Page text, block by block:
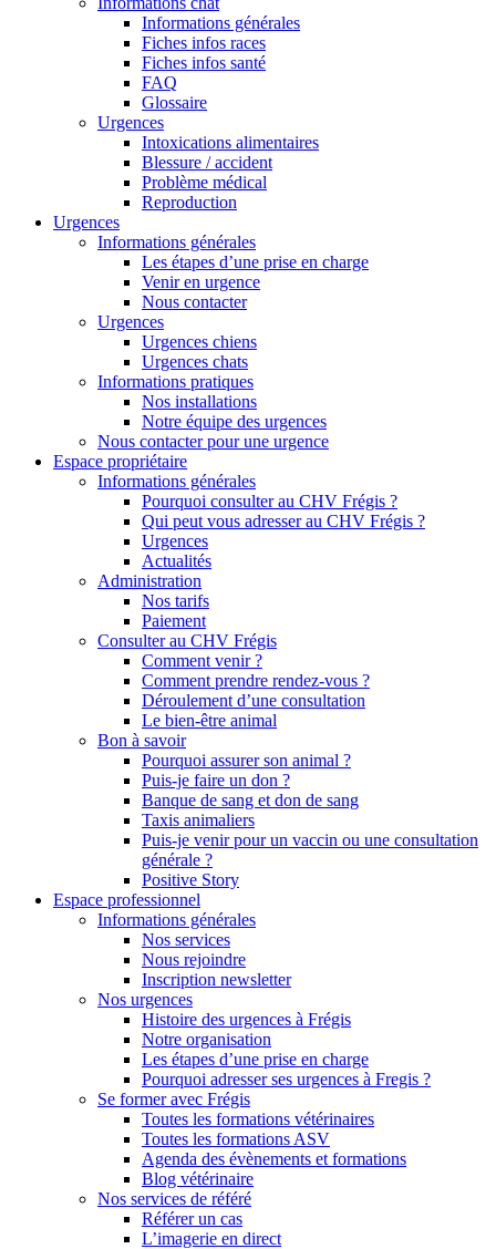
Informations générales
Fiches infos races
Fiches infos santé
FAQ
Glossaire
Urgences
Intoxications alimentaires
Blessure / accident
Problème médical
Reproduction
Urgences
Informations générales
Les étapes d’une prise en charge
Venir en urgence
Nous contacter
Urgences
Urgences chiens
Urgences chats
Informations pratiques
Nos installations
Notre équipe des urgences
Nous contacter pour une urgence
Espace propriétaire
Informations générales
Pourquoi consulter au CHV Frégis ?
Qui peut vous adresser au CHV Frégis ?
Urgences
Actualités
Administration
Nos tarifs
Paiement
Consulter au CHV Frégis
Comment venir ?
Comment prendre rendez-vous ?
Déroulement d’une consultation
Le bien-être animal
Bon à savoir
Pourquoi assurer son animal ?
Puis-je faire un don ?
Banque de sang et don de sang
Taxis animaliers
Puis-je venir pour un vaccin ou une consultation
générale ?
Positive Story
Espace professionnel
Informations générales
Nos services
Nous rejoindre
Inscription newsletter
Nos urgences
Histoire des urgences à Frégis
Notre organisation
Les étapes d’une prise en charge
Pourquoi adresser ses urgences à Fregis ?
Se former avec Frégis
Toutes les formations vétérinaires
Toutes les formations ASV
Agenda des évènements et formations
Blog vétérinaire
Nos services de référé
Référer un cas
L’imagerie en direct